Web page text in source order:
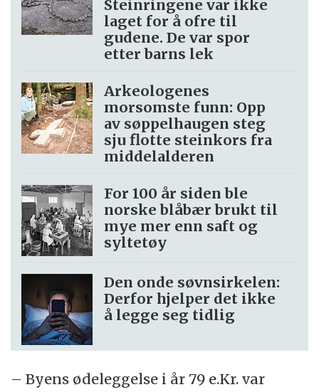
Steinringene var ikke
laget for å ofre til
gudene. De var spor
etter barns lek
Arkeologenes
morsomste funn: Opp
av søppel­haugen steg
sju flotte steinkors fra
middelalderen
For 100 år siden ble
norske blåbær brukt til
mye mer enn saft og
syltetøy
Den onde søvnsirkelen:
Derfor hjelper det ikke
å legge seg tidlig
– Byens ødeleggelse i år 79 e.Kr. var